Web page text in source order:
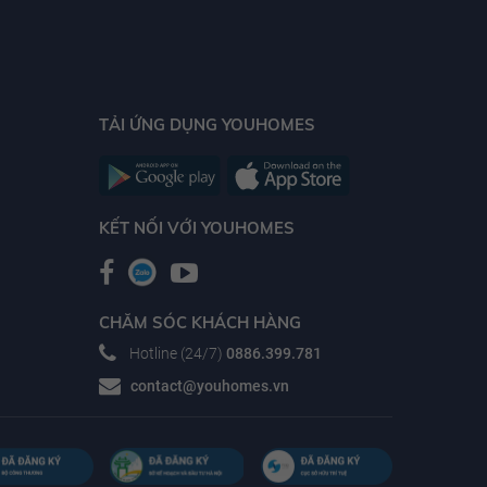
học uy tín: Singapore International School, Hanoi
International School, Trường Quốc tế RMIT, cạnh
các khách sạn hạng sang nổi tiếng: Lotte, Deawoo.
Kết nối trực tiếp với tuyến tàu điện trung tâm.
Quy mô và tiện ích?
Dự án Vinhomes Liễu Giai được trang bị nhiều tiện
dân cuộc sống đẳng cấp, với một số tiện ích nổi bật
TẢI ỨNG DỤNG YOUHOMES
KẾT NỐI VỚI YOUHOMES
CHĂM SÓC KHÁCH HÀNG
Hotline (24/7) 0886.399.781
contact@youhomes.vn